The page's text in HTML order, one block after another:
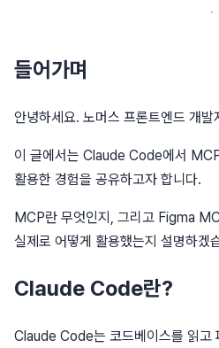
들어가며
안녕하세요. 노머스 프론트엔드 개발
이 글에서는 Claude Code에서
활용한 경험을 공유하고자 합니다.
MCP란 무엇인지, 그리고 Figma
실제로 어떻게 활용했는지 설명하겠
Claude Code란?
Claude Code는 코드베이스를 읽고